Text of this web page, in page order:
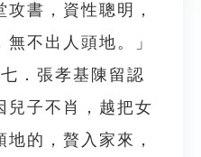
書，資性聰明，
不出人頭地。」
．張孝基陳留認
兒子不肖，越把女
的，贅入家來，